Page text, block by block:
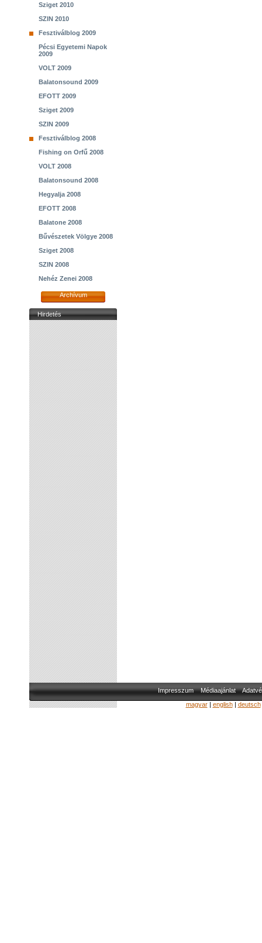
Sziget 2010
SZIN 2010
Fesztiválblog 2009
Pécsi Egyetemi Napok
2009
VOLT 2009
Balatonsound 2009
EFOTT 2009
Sziget 2009
SZIN 2009
Fesztiválblog 2008
Fishing on Orfű 2008
VOLT 2008
Balatonsound 2008
Hegyalja 2008
EFOTT 2008
Balatone 2008
Bűvészetek Völgye 2008
Sziget 2008
SZIN 2008
Nehéz Zenei 2008
Archívum
Hirdetés
Impresszum Médiaajánlat
magyar| english| deutsch